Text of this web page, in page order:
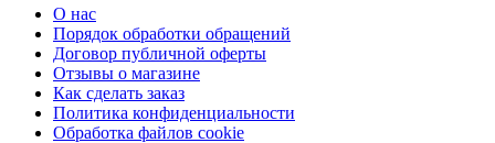
О нас
Порядок обработки обращений
Договор публичной оферты
Отзывы о магазине
Как сделать заказ
Политика конфиденциальности
Обработка файлов cookie